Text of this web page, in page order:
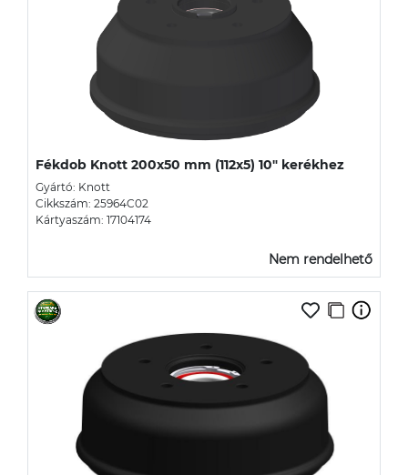
Fékdob Knott 200x50 mm (112x5) 10" kerékhez
Gyártó: Knott
Cikkszám: 25964C02
Kártyaszám: 17104174
Nem rendelhető